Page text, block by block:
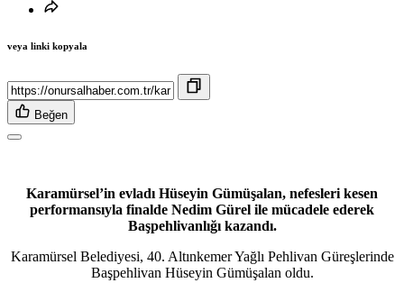
veya linki kopyala
Beğen
Karamürsel’in evladı Hüseyin Gümüşalan, nefesleri kesen
performansıyla finalde Nedim Gürel ile mücadele ederek
Başpehlivanlığı kazandı.
Karamürsel Belediyesi, 40. Altınkemer Yağlı Pehlivan Güreşlerinde
Başpehlivan Hüseyin Gümüşalan oldu.